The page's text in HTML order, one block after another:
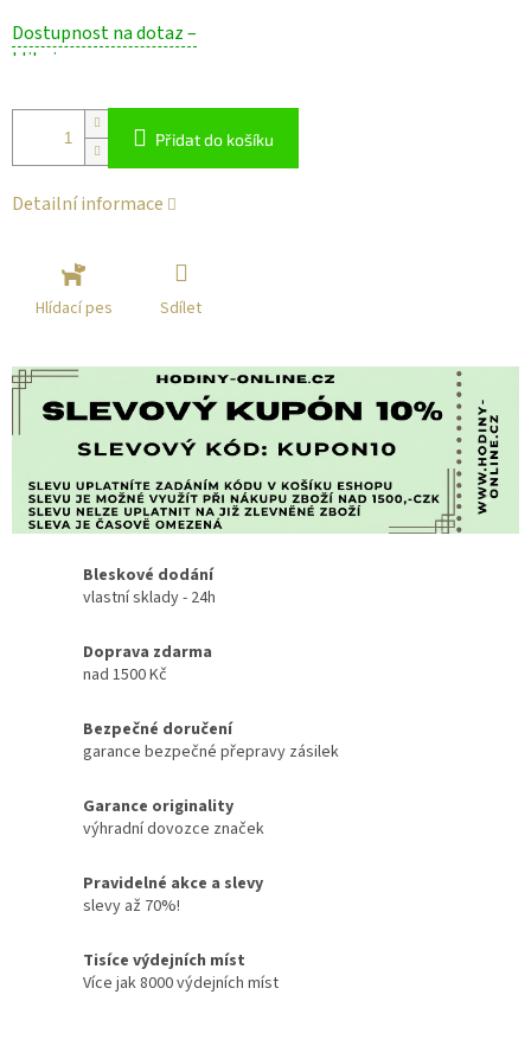
cena:
Dostupnost na dotaz –
klikni
Přidat do košíku
Detailní informace
Hlídací pes Sdílet
Bleskové dodání
vlastní sklady - 24h
Doprava zdarma
nad 1500 Kč
Bezpečné doručení
garance bezpečné přepravy zásilek
Garance originality
výhradní dovozce značek
Pravidelné akce a slevy
slevy až 70%!
Tisíce výdejních míst
Více jak 8000 výdejních míst